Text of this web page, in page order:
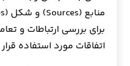
برای بررسی ارتباطات و
اتفاقات مورد استفاده